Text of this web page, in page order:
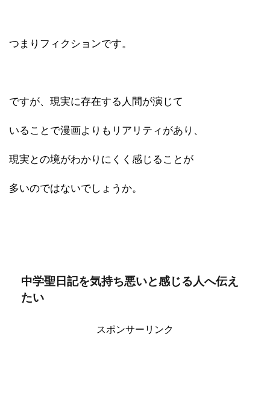
つまりフィクションです。
ですが、現実に存在する人間が演じて
いることで漫画よりもリアリティがあり、
現実との境がわかりにくく感じることが
多いのではないでしょうか。
中学聖日記を気持ち悪いと感じる人へ伝え
たい
スポンサーリンク